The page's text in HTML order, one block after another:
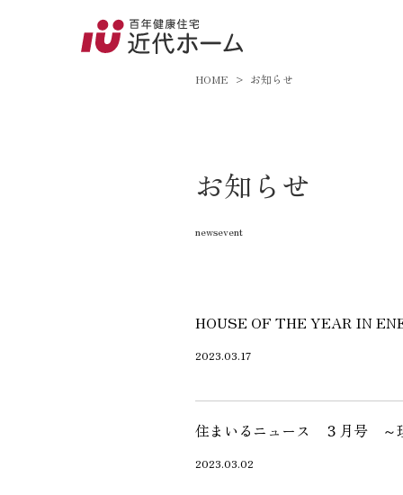
家づくりへの想い
オーガニックハウス
アフターサポート
HOME お知らせ
お知らせ
newsevent
HOUSE OF THE YEAR IN
2023.03.17
住まいるニュース ３月号 ～
2023.03.02